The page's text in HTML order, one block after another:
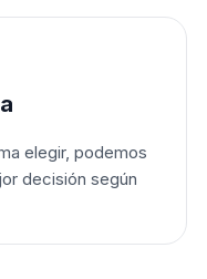
elegir, podemos
decisión según